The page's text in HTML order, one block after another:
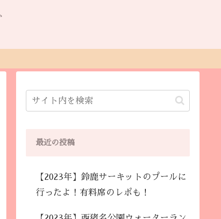
最近の投稿
【2023年】鈴鹿サーキットのプールに
行ったよ！有料席のレポも！